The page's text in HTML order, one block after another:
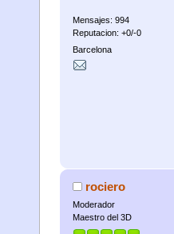
Mensajes: 994
Reputacion: +0/-0
Barcelona
rociero
Moderador
Maestro del 3D